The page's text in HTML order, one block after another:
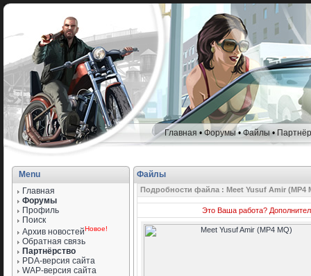
Главная • Форумы•Файлы•
Menu
Главная
Форумы
Профиль
Поиск
Архив новостейНовое!
Обратная связь
Партнёрство
PDA-версия сайта
WAP-версия сайта
Файлы
Подробности файла : Meet Yusuf Amir (MP4
Это Ваша работа?